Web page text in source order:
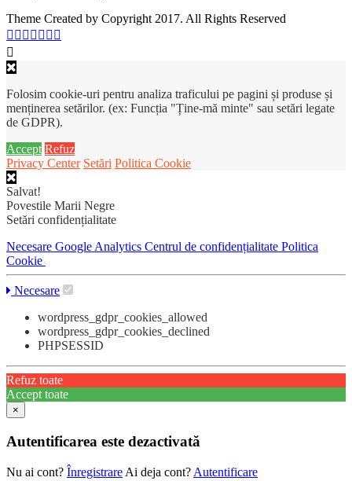
Theme Created by Copyright 2017. All Rights Reserved
Folosim cookie-uri pentru analiza traficului pe pagini și produse și
menținerea setărilor. (ex: Funcția "Ține-mă minte" sau setări legate
de GDPR).
Accept Refuz
Privacy Center Setări Politica Cookie
Salvat!
Povestile Marii Negre
Setări confidențialitate
Necesare Google Analytics Centrul de confidențialitate Politica
Cookie
Necesare
wordpress_gdpr_cookies_allowed
wordpress_gdpr_cookies_declined
PHPSESSID
Refuz toate
Accept toate
×
Autentificarea este dezactivată
Nu ai cont? Înregistrare Ai deja cont? Autentificare